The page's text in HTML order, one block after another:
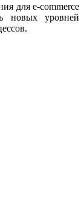
для e-commerce
новых уровней